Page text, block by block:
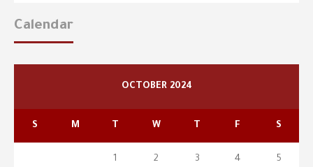
Calendar
OCTOBER 2024
S M T W T F S
1 2 3 4 5